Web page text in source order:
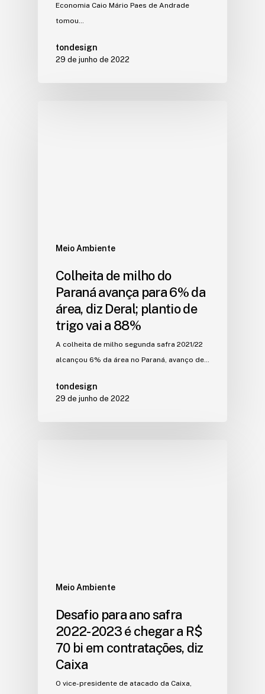
Economia Caio Mário Paes de Andrade
tomou…
tondesign
29 de junho de 2022
Meio Ambiente
Colheita de milho do
Paraná avança para 6% da
área, diz Deral; plantio de
trigo vai a 88%
A colheita de milho segunda safra 2021/22
alcançou 6% da área no Paraná, avanço de…
tondesign
29 de junho de 2022
Meio Ambiente
Desafio para ano safra
2022-2023 é chegar a R$
70 bi em contratações, diz
Caixa
O vice-presidente de atacado da Caixa,